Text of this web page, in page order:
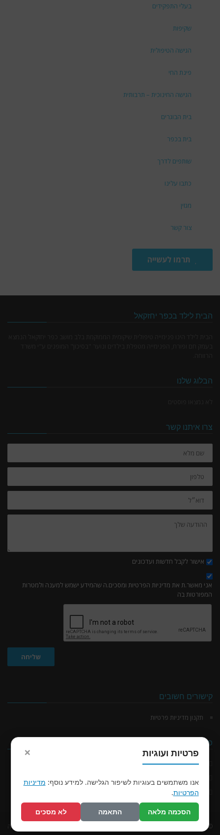
בעלי התפקידים
שקיפות
הגישה הטיפולית
פינת החי
הגישה החינוכית – תרבותית
בית הבוגרים
בית בכפר
שותפים לדרך
כתבו עלינו
מגזין
צור קשר
תרמו לעשייה
הבית לילד בכפר יחזקאל
הבלוג שלנו
צרו איתנו קשר
שם
מלא
טלפון
דוא״ל
ההודעה
שלך:
אישור לקבל חדשות ועדכונים
אני מאשר.ת את מדיניות הפרטיות ומסכים.ה שהמידע ישמש למענה ולמטרות
המפורטות בה
שליחה
קישורים חשובים
תקנון מדיניות פרטיות
פרטי יצירת קשר
בית זינגר מושב כפר יחזקאל ד.נ. גלבוע מיקוד 18925
© כל הזכויות שמורות לבית זינגר האתר הוקם ע"י חברת ספארק מדיה
× פרטיות ועוגיות
אנו משתמשים בעוגיות לשיפור הגלישה. למידע נוסף: מדיניות
הפרטיות.
הסכמה מלאה התאמה לא מסכים